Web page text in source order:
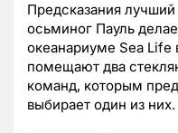
Предсказания
осьминог Пауль
океанариуме Sea Life
помещают два
команд, которым
выбирает один из них.